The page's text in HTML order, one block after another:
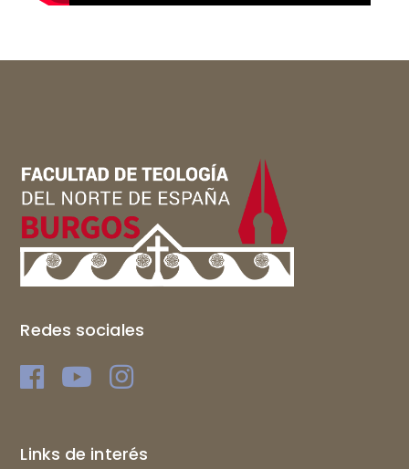
Redes sociales
Links de interés